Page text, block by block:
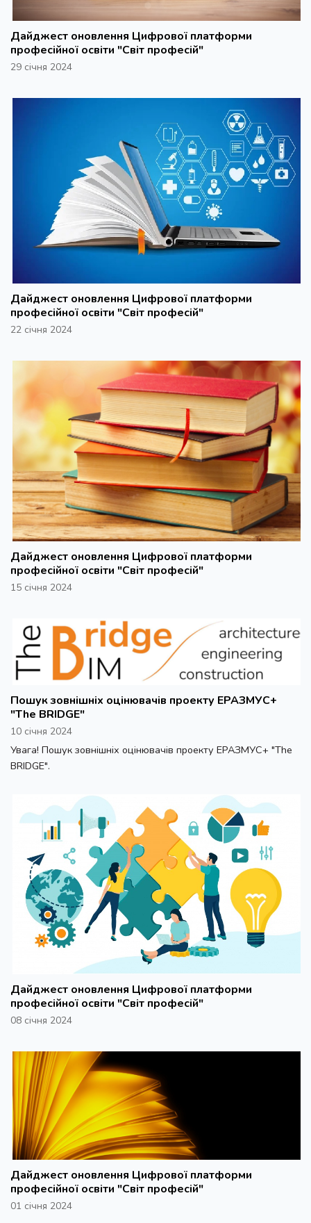
Дайджест оновлення Цифрової платформи
професійної освіти "Світ професій"
29 січня 2024
Дайджест оновлення Цифрової платформи
професійної освіти "Світ професій"
22 січня 2024
Дайджест оновлення Цифрової платформи
професійної освіти "Світ професій"
15 січня 2024
Пошук зовнішніх оцінювачів проекту ЕРАЗМУС+
"The BRIDGE"
10 січня 2024
Увага! Пошук зовнішніх оцінювачів проекту ЕРАЗМУС+ "The
BRIDGE".
Дайджест оновлення Цифрової платформи
професійної освіти "Світ професій"
08 січня 2024
Дайджест оновлення Цифрової платформи
професійної освіти "Світ професій"
01 січня 2024